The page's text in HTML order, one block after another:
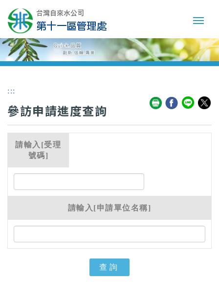
:::
參訪申請進度查詢
請輸入[受理
號碼]
請輸入[申請單位名稱]
查詢